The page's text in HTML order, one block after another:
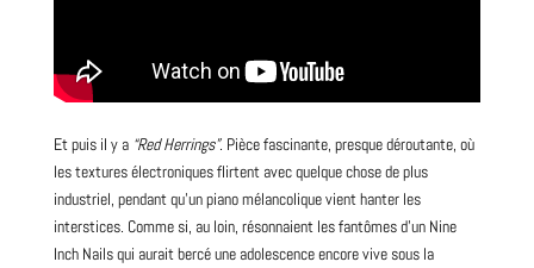
Et puis il y a “Red Herrings”. Pièce fascinante, presque déroutante, où
les textures électroniques flirtent avec quelque chose de plus
industriel, pendant qu’un piano mélancolique vient hanter les
interstices. Comme si, au loin, résonnaient les fantômes d’un Nine
Inch Nails qui aurait bercé une adolescence encore vive sous la